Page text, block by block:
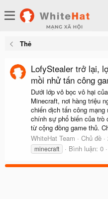
Thẻ
LofyStealer trở lại,
mồi nhử tấn công
Dưới lớp vỏ bọc vô hại
Minecraft, nơi hàng triệu
chiến dịch tấn công
chính sự phổ biến của trò
từ cộng đồng game thủ.
WhiteHat Team
Chủ đề
minecraft Bình luận: 0